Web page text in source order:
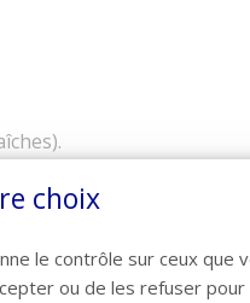
choix
le contrôle sur ceux que
ou de les refuser